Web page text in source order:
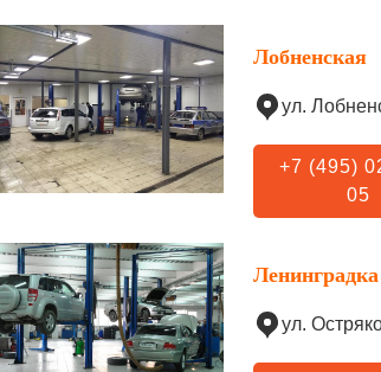
Лобненская
ул.
+7 (495)
05
Ленинградка
ул.